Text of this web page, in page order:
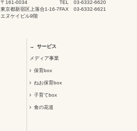
〒161-0034
東京都新宿区上落合1-16-7
エヌケイビル9階
TEL 03-6332-6620
FAX 03-6332-6621
サービス
メディア事業
保育box
ねお保育box
子育てbox
食の花道